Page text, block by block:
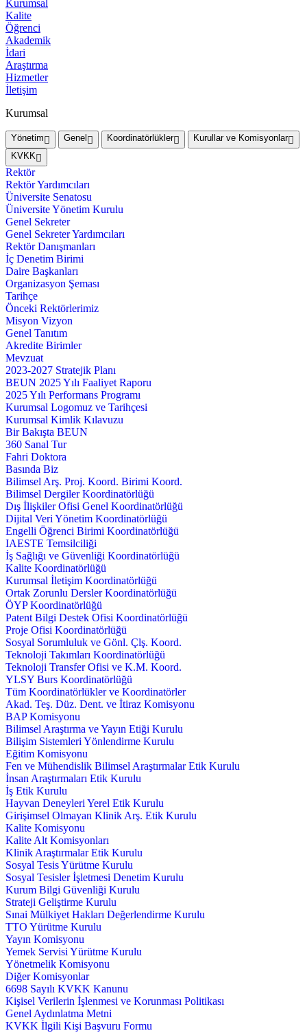
Kurumsal
Kalite
Öğrenci
Akademik
İdari
Araştırma
Hizmetler
İletişim
Kurumsal
Yönetim Genel Koordinatörlükler
Kurullar ve Komisyonlar
KVKK
Rektör
Rektör Yardımcıları
Üniversite Senatosu
Üniversite Yönetim Kurulu
Genel Sekreter
Genel Sekreter Yardımcıları
Rektör Danışmanları
İç Denetim Birimi
Daire Başkanları
Organizasyon Şeması
Tarihçe
Önceki Rektörlerimiz
Misyon Vizyon
Genel Tanıtım
Akredite Birimler
Mevzuat
2023-2027 Stratejik Planı
BEUN 2025 Yılı Faaliyet Raporu
2025 Yılı Performans Programı
Kurumsal Logomuz ve Tarihçesi
Kurumsal Kimlik Kılavuzu
Bir Bakışta BEUN
360 Sanal Tur
Fahri Doktora
Basında Biz
Bilimsel Arş. Proj. Koord. Birimi Koord.
Bilimsel Dergiler Koordinatörlüğü
Dış İlişkiler Ofisi Genel Koordinatörlüğü
Dijital Veri Yönetim Koordinatörlüğü
Engelli Öğrenci Birimi Koordinatörlüğü
IAESTE Temsilciliği
İş Sağlığı ve Güvenliği Koordinatörlüğü
Kalite Koordinatörlüğü
Kurumsal İletişim Koordinatörlüğü
Ortak Zorunlu Dersler Koordinatörlüğü
ÖYP Koordinatörlüğü
Patent Bilgi Destek Ofisi Koordinatörlüğü
Proje Ofisi Koordinatörlüğü
Sosyal Sorumluluk ve Gönl. Çlş. Koord.
Teknoloji Takımları Koordinatörlüğü
Teknoloji Transfer Ofisi ve K.M. Koord.
YLSY Burs Koordinatörlüğü
Tüm Koordinatörlükler ve Koordinatörler
Akad. Teş. Düz. Dent. ve İtiraz Komisyonu
BAP Komisyonu
Bilimsel Araştırma ve Yayın Etiği Kurulu
Bilişim Sistemleri Yönlendirme Kurulu
Eğitim Komisyonu
Fen ve Mühendislik Bilimsel Araştırmalar Etik Kurulu
İnsan Araştırmaları Etik Kurulu
İş Etik Kurulu
Hayvan Deneyleri Yerel Etik Kurulu
Girişimsel Olmayan Klinik Arş. Etik Kurulu
Kalite Komisyonu
Kalite Alt Komisyonları
Klinik Araştırmalar Etik Kurulu
Sosyal Tesis Yürütme Kurulu
Sosyal Tesisler İşletmesi Denetim Kurulu
Kurum Bilgi Güvenliği Kurulu
Strateji Geliştirme Kurulu
Sınai Mülkiyet Hakları Değerlendirme Kurulu
TTO Yürütme Kurulu
Yayın Komisyonu
Yemek Servisi Yürütme Kurulu
Yönetmelik Komisyonu
Diğer Komisyonlar
6698 Sayılı KVKK Kanunu
Kişisel Verilerin İşlenmesi ve Korunması Politikası
Genel Aydınlatma Metni
KVKK İlgili Kişi Başvuru Formu